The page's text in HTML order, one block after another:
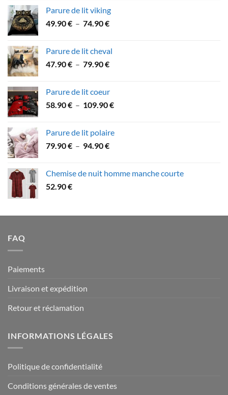
53.60 €
à
Parure de lit viking
49.90€ – 74.90€Plage
49.90 €
à
Parure de lit cheval
47.90€ – 79.90€Plage
à
Parure de lit coeur
58.90€ – 109.90€Plage
58.90 €
Parure de lit polaire
79.90€ – 94.90€Plage
79.90 €
Chemise de nuit homme manche courte
52.90€
FAQ
Paiements
Livraison et expédition
Retour et réclamation
INFORMATIONS LÉGALES
Politique de confidentialité
Conditions générales de ventes